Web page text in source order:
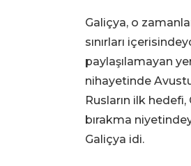
Galiçya, o
sınırları
paylaşılamayan
nihayetinde
Rusların ilk hedefi,
bırakma
Galiçya idi.